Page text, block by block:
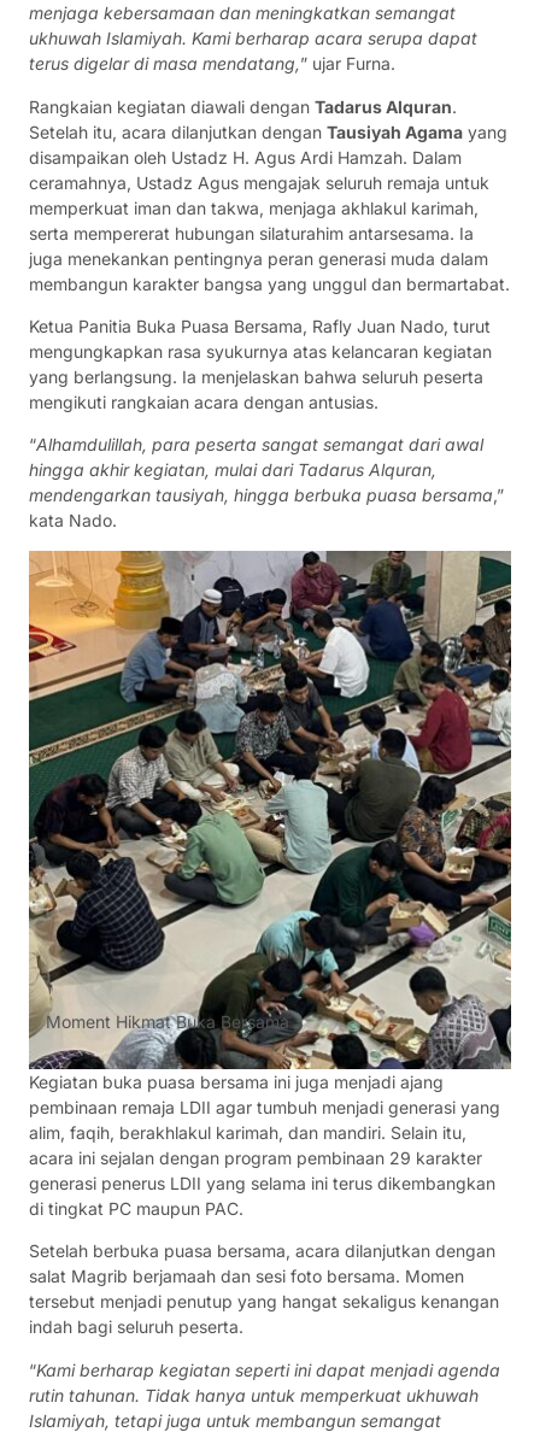
menjaga kebersamaan dan meningkatkan semangat
ukhuwah Islamiyah. Kami berharap acara serupa dapat
terus digelar di masa mendatang,” ujar Furna.
Rangkaian kegiatan diawali dengan Tadarus Alquran.
Setelah itu, acara dilanjutkan dengan Tausiyah Agama yang
disampaikan oleh Ustadz H. Agus Ardi Hamzah. Dalam
ceramahnya, Ustadz Agus mengajak seluruh remaja untuk
memperkuat iman dan takwa, menjaga akhlakul karimah,
serta mempererat hubungan silaturahim antarsesama. Ia
juga menekankan pentingnya peran generasi muda dalam
membangun karakter bangsa yang unggul dan bermartabat.
Ketua Panitia Buka Puasa Bersama, Rafly Juan Nado, turut
mengungkapkan rasa syukurnya atas kelancaran kegiatan
yang berlangsung. Ia menjelaskan bahwa seluruh peserta
mengikuti rangkaian acara dengan antusias.
“Alhamdulillah, para peserta sangat semangat dari awal
hingga akhir kegiatan, mulai dari Tadarus Alquran,
mendengarkan tausiyah, hingga berbuka puasa bersama,”
kata Nado.
Moment Hikmat Buka Bersama
Kegiatan buka puasa bersama ini juga menjadi ajang
pembinaan remaja LDII agar tumbuh menjadi generasi yang
alim, faqih, berakhlakul karimah, dan mandiri. Selain itu,
acara ini sejalan dengan program pembinaan 29 karakter
generasi penerus LDII yang selama ini terus dikembangkan
di tingkat PC maupun PAC.
Setelah berbuka puasa bersama, acara dilanjutkan dengan
salat Magrib berjamaah dan sesi foto bersama. Momen
tersebut menjadi penutup yang hangat sekaligus kenangan
indah bagi seluruh peserta.
“Kami berharap kegiatan seperti ini dapat menjadi agenda
rutin tahunan. Tidak hanya untuk memperkuat ukhuwah
Islamiyah, tetapi juga untuk membangun semangat